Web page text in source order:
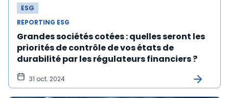
ESG
REPORTING ESG
Grandes sociétés cotées : quelles seront les
priorités de contrôle de vos états de
durabilité par les régulateurs financiers ?
31 oct. 2024